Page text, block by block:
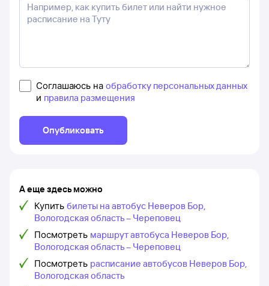
Соглашаюсь на обработку персональных данных
и правила размещения
Опубликовать
А еще здесь можно
Купить билеты на автобус Неверов Бор,
Вологодская область – Череповец
Посмотреть маршрут автобуса Неверов Бор,
Вологодская область – Череповец
Посмотреть расписание автобусов Неверов Бор,
Вологодская область